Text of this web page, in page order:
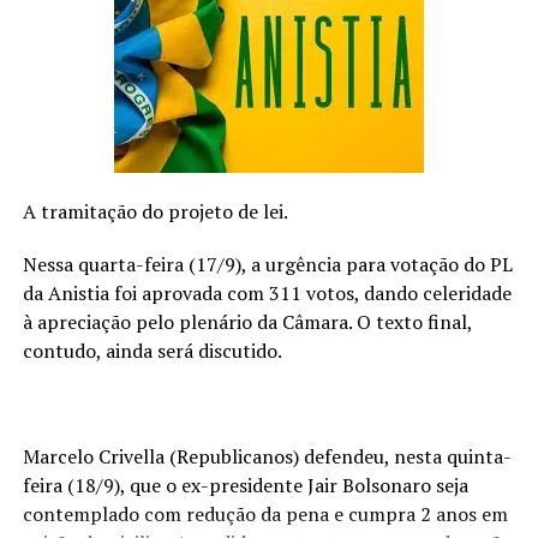
Gastronomias italiana e portuguesa se encontram com
chefs goianas
Os Quebradeiras detalham coreografia de novo single
com DJ Zullu e Ariel B: “Quisemos transportar todo
mundo para nossos lugares favoritos do Rio”
A tramitação do projeto de lei.
Nessa quarta-feira (17/9), a urgência para votação do PL
da Anistia foi aprovada com 311 votos, dando celeridade
à apreciação pelo plenário da Câmara. O texto final,
contudo, ainda será discutido.
Marcelo Crivella (Republicanos) defendeu, nesta quinta-
feira (18/9), que o ex-presidente Jair Bolsonaro seja
contemplado com redução da pena e cumpra 2 anos em